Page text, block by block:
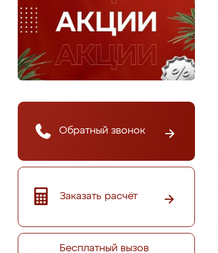
Обратный звонок
Заказать расчёт
Бесплатный вызов